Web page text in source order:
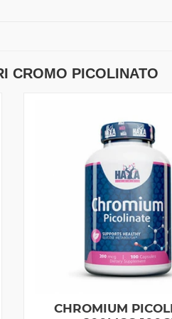
CROMO PICOLINATO
CHROMIUM